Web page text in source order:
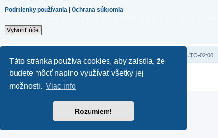
Táto stránka používa cookies, aby zaistila, že
budete môcť naplno využívať všetky jej
možnosti. Viac info
Rozumiem!
Podmienky používania | Ochrana súkromia
Vytvoriť účet
UTC+02:00
Založené naphpBB® Forum Software © phpBB Limited